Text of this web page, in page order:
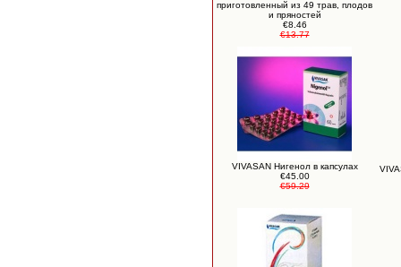
приготовленный из 49 трав, плодов
и пряностей
€8.46
€13.77
VIVASAN Нигенол в капсулах
€45.00
€59.29